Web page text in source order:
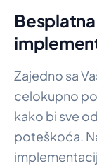
Zajedno sa
celokupno
kako bi sve
poteškoća.